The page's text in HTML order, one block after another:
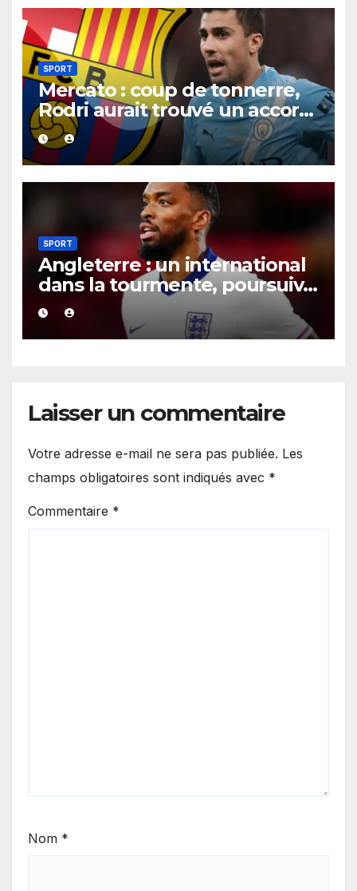
SPORT
Mercato : coup de tonnerre,
Rodri aurait trouvé un accord
XXL avec le Barça pour un
contrat jusqu’en 2030.
SPORT
Angleterre : un international
dans la tourmente, poursuivi
après une présumée
agression survenue en boîte
de nuit.
Laisser un commentaire
Votre adresse e-mail ne sera pas publiée. Les
champs obligatoires sont indiqués avec *
Commentaire *
Nom *